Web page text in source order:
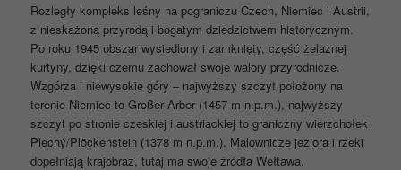
Rozległy kompleks leśny na pograniczu Czech, Niemiec i Austrii,
z nieskażoną przyrodą i bogatym dziedzictwem historycznym.
Po roku 1945 obszar wysiedlony i zamknięty, część żelaznej
kurtyny, dzięki czemu zachował swoje walory przyrodnicze.
Wzgórza i niewysokie góry – najwyższy szczyt położony na
terenie Niemiec to Großer Arber (1457 m n.p.m.), najwyższy
szczyt po stronie czeskiej i austriackiej to graniczny wierzchołek
Plechý/Plöckenstein (1378 m n.p.m.). Malownicze jeziora i rzeki
dopełniają krajobraz, tutaj ma swoje źródła Wełtawa.